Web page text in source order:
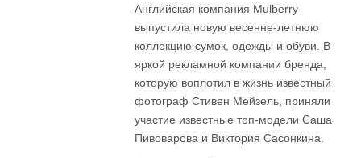
Английская компания Mulberry
выпустила новую весенне-летнюю
коллекцию сумок, одежды и обуви. В
яркой рекламной компании бренда,
которую воплотил в жизнь известный
фотограф Стивен Мейзель, приняли
участие известные топ-модели Саша
Пивоварова и Виктория Сасонкина.